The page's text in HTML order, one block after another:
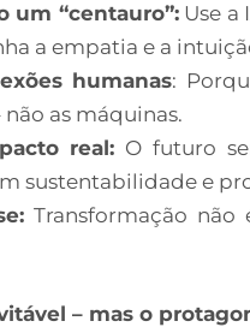
um “centauro”:Use a
a empatia e a
humanas:
as máquinas.
real: O futuro
sustentabilidade e
Transformação
– mas o